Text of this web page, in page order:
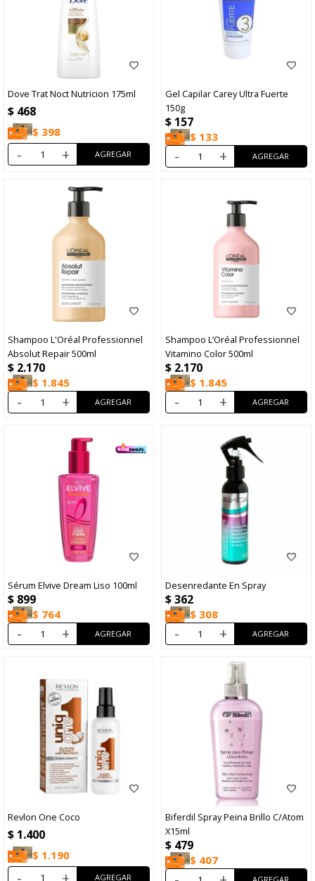
Dove Trat Noct Nutricion 175ml
$ 468
$ 398
- +
Gel Capilar Carey Ultra Fuerte
150g
$ 157
$ 133
- +
Shampoo L'Oréal Professionnel
Absolut Repair 500ml
$ 2.170
$ 1.845
- +
Shampoo L’Oréal Professionnel
Vitamino Color 500ml
$ 2.170
$ 1.845
- +
Sérum Elvive Dream Liso 100ml
$ 899
$ 764
- +
Desenredante En Spray
$362
$ 308
- +
Revlon One Coco
$ 1.400
$ 1.190
Biferdil Spray Peina Brillo C/Atom
X15ml
$ 479
$ 407